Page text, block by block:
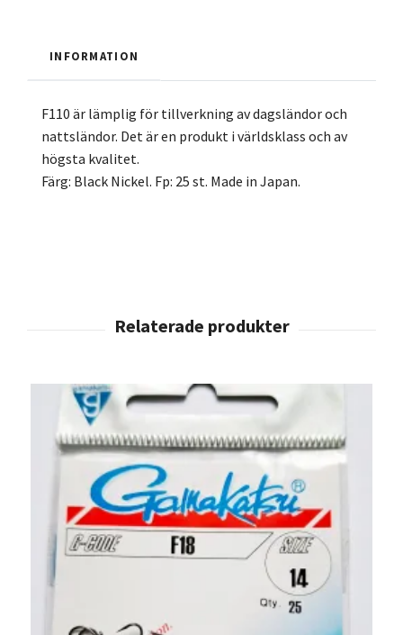
INFORMATION
F110 är lämplig för tillverkning av dagsländor och
nattsländor. Det är en produkt i världsklass och av
högsta kvalitet.
Färg: Black Nickel. Fp: 25 st. Made in Japan.